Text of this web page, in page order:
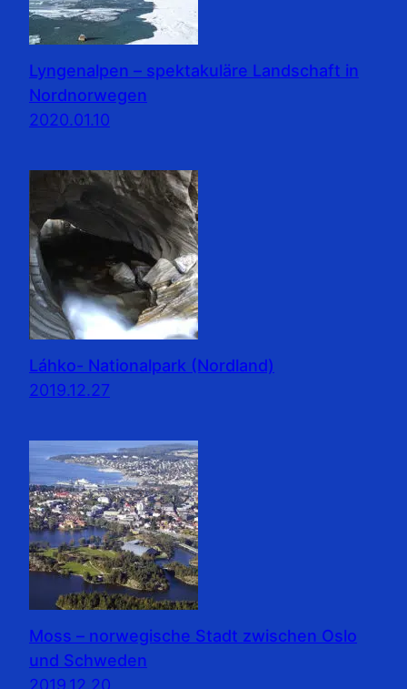
Lyngenalpen – spektakuläre Landschaft in
Nordnorwegen
2020.01.10
Láhko- Nationalpark (Nordland)
2019.12.27
Moss – norwegische Stadt zwischen Oslo
und Schweden